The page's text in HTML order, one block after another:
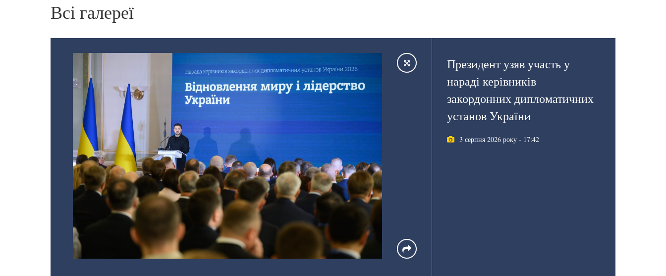
Всі галереї
Президент узяв участь у
нараді керівників
закордонних дипломатичних
установ України
3 серпня 2026 року - 17:42